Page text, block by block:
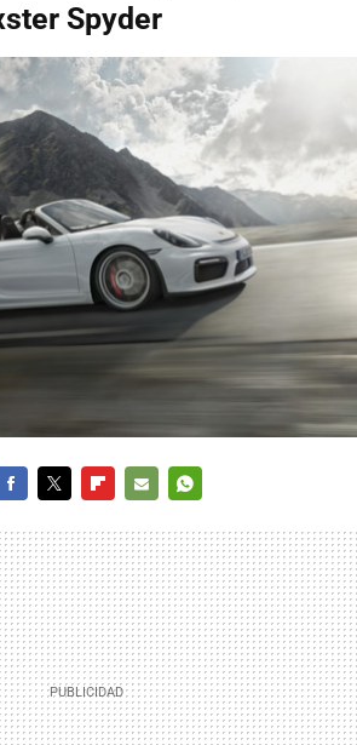
Spyder
MAIL